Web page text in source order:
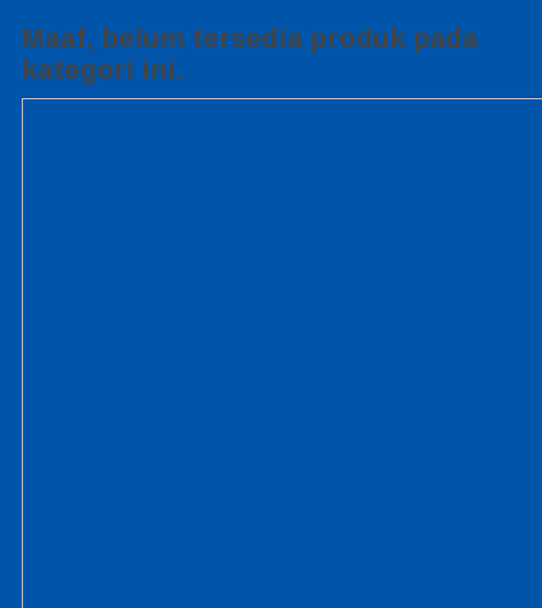
Maaf, belum tersedia produk pada
kategori ini.